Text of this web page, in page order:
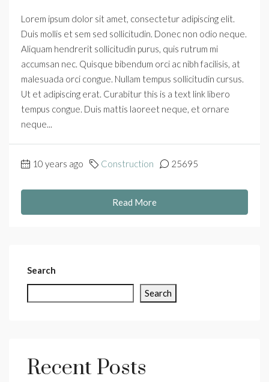
Lorem ipsum dolor sit amet, consectetur adipiscing elit.
Duis mollis et sem sed sollicitudin. Donec non odio neque.
Aliquam hendrerit sollicitudin purus, quis rutrum mi
accumsan nec. Quisque bibendum orci ac nibh facilisis, at
malesuada orci congue. Nullam tempus sollicitudin cursus.
Ut et adipiscing erat. Curabitur this is a text link libero
tempus congue. Duis mattis laoreet neque, et ornare
neque...
10 years ago Construction 25695
Read More
Search
Search
Recent Posts